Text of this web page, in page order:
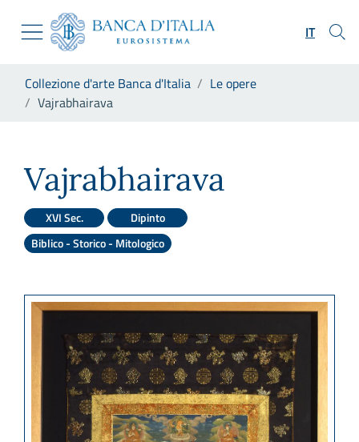
Skip to Main Content
Vai al sito istituzionale
Vai al menu di navigazione
Vai alla ricerca
Vai al footer
IT
Collezione d'arte Banca d'Italia
Le opere
Vajrabhairava
Vajrabhairava
XVI Sec.
Dipinto
Biblico - Storico - Mitologico